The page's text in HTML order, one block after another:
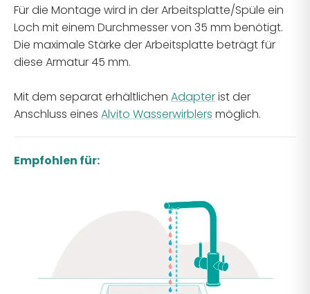
Für die Montage wird in der Arbeitsplatte/Spüle ein
Loch mit einem Durchmesser von 35 mm benötigt.
Die maximale Stärke der Arbeitsplatte beträgt für
diese Armatur 45 mm.
Mit dem separat erhältlichen Adapterist der
Anschluss eines Alvito Wasserwirblers möglich.
Empfohlen für: